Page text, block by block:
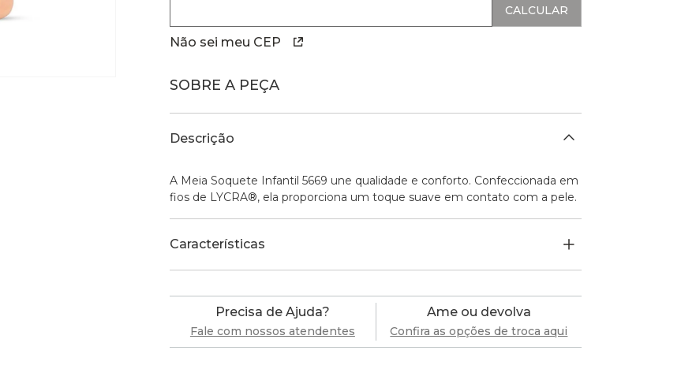
Não sei meu CEP
SOBRE A PEÇA
Descrição
A Meia Soquete Infantil 5669 une qualidade e conforto. Confeccionada em
fios de LYCRA®, ela proporciona um toque suave em contato com a pele.
Características
Precisa de Ajuda?
Fale com nossos atendentes
Ame ou devolva
Confira as opções de troca aqui